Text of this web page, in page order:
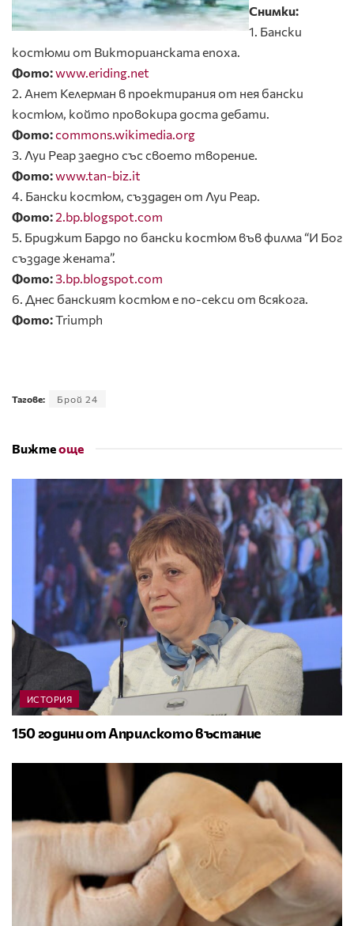
Снимки:
1. Бански
костюми от Викторианската епоха.
Фото:www.eriding.net
2. Анет Келерман в проектирания от нея бански
костюм, който провокира доста дебати.
Фото:commons.wikimedia.org
3. Луи Реар заедно със своето творение.
Фото:www.tan-biz.it
4. Бански костюм, създаден от Луи Реар.
Фото:2.bp.blogspot.com
5. Бриджит Бардо по бански костюм във филма “И Бог
създаде жената”.
Фото: 3.bp.blogspot.com
6. Днес банският костюм е по-секси от всякога.
Фото:Triumph
Тагове: Брой 24
Вижтеоще
ИСТОРИЯ
150 години от Априлското въстание